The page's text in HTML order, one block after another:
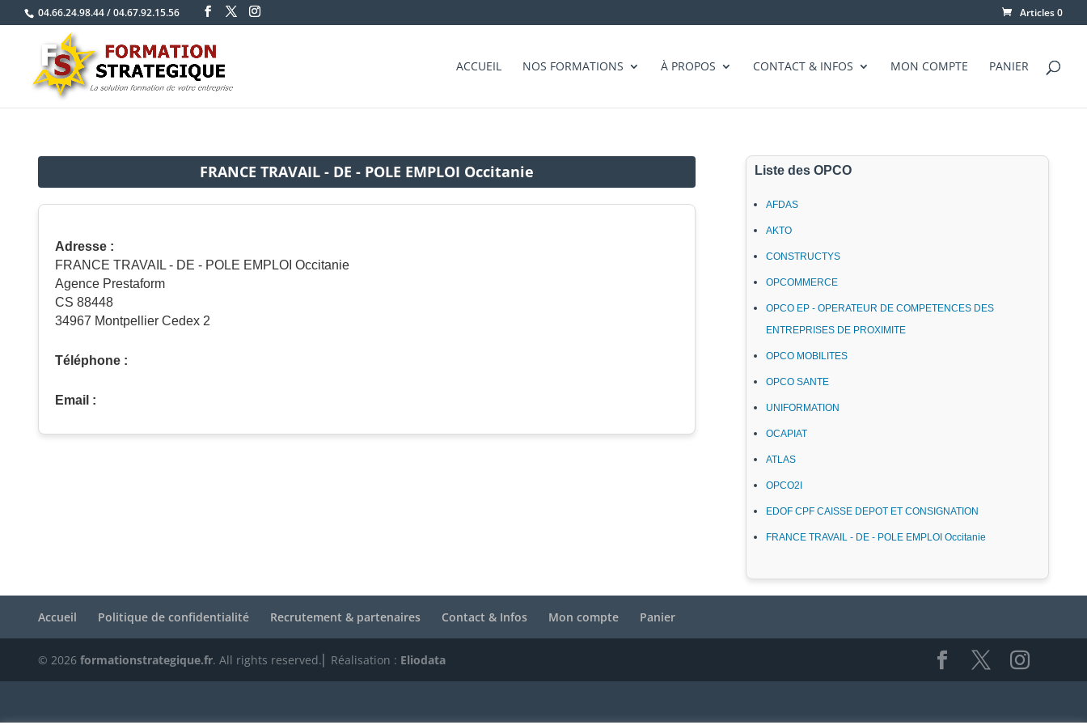
04.66.24.98.44/04.67.92.15.56 Articles 0
ACCUEIL NOS FORMATIONS À PROPOS CONTACT & INFOS MON COMPTE PANIER
FRANCE TRAVAIL - DE - POLE EMPLOI Occitanie
Adresse :
FRANCE TRAVAIL - DE - POLE EMPLOI Occitanie
Agence Prestaform
CS 88448
34967 Montpellier Cedex 2
Téléphone :
Email :
Liste des OPCO
AFDAS
AKTO
CONSTRUCTYS
OPCOMMERCE
OPCO EP - OPERATEUR DE COMPETENCES DES
ENTREPRISES DE PROXIMITE
OPCO MOBILITES
OPCO SANTE
UNIFORMATION
OCAPIAT
ATLAS
OPCO2I
EDOF CPF CAISSE DEPOT ET CONSIGNATION
FRANCE TRAVAIL - DE - POLE EMPLOI Occitanie
Accueil Politique de confidentialité Recrutement & partenaires Contact & Infos Mon compte Panier
© 2026 formationstrategique.fr. All rights reserved.⎜ Réalisation : Eliodata